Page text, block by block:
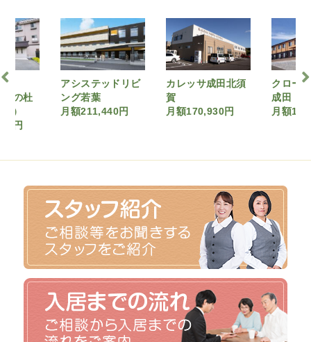
ドリビ
円
カレッサ成田北須
賀
月額170,930円
クローバーホーム
成田（要介護１）
月額178,700円
ウィズ
月額